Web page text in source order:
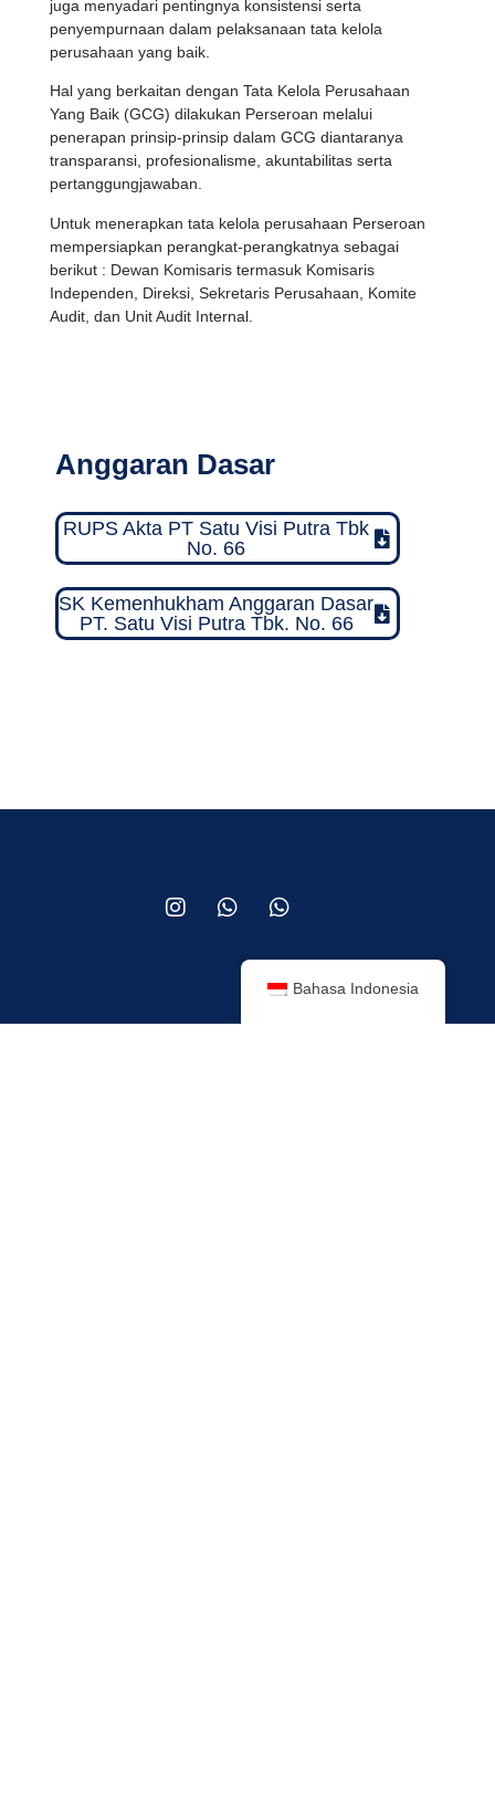
juga menyadari pentingnya konsistensi serta
penyempurnaan dalam pelaksanaan tata kelola
perusahaan yang baik.
Hal yang berkaitan dengan Tata Kelola Perusahaan
Yang Baik (GCG) dilakukan Perseroan melalui
penerapan prinsip-prinsip dalam GCG diantaranya
transparansi, profesionalisme, akuntabilitas serta
pertanggungjawaban.
Untuk menerapkan tata kelola perusahaan Perseroan
mempersiapkan perangkat-perangkatnya sebagai
berikut : Dewan Komisaris termasuk Komisaris
Independen, Direksi, Sekretaris Perusahaan, Komite
Audit, dan Unit Audit Internal.
Anggaran Dasar
RUPS Akta PT Satu Visi Putra Tbk
No. 66
SK Kemenhukham Anggaran Dasar
PT. Satu Visi Putra Tbk. No. 66
Bahasa Indonesia